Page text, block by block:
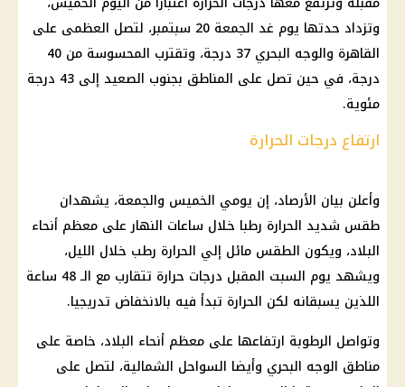
وتزداد حدتها يوم غد الجمعة 20 سبتمبر، لتصل العظمى على
القاهرة والوجه البحري 37 درجة، وتقترب المحسوسة من 40
درجة، في حين تصل على المناطق بجنوب الصعيد إلى 43 درجة
مئوية.
ارتفاع درجات الحرارة
وأعلن بيان الأرصاد، إن يومي الخميس والجمعة، يشهدان
طقس شديد الحرارة رطبا خلال ساعات النهار على معظم أنحاء
البلاد، ويكون الطقس مائل إلي الحرارة رطب خلال الليل،
ويشهد يوم السبت المقبل درجات حرارة تتقارب مع الـ 48 ساعة
اللذين يسبقانه لكن الحرارة تبدأ فيه بالانخفاض تدريجيا.
وتواصل الرطوبة ارتفاعها على معظم أنحاء البلاد، خاصة على
مناطق الوجه البحري وأيضا السواحل الشمالية، لتصل على